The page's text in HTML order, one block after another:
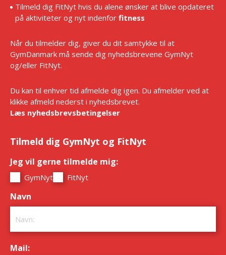
Tilmeld dig FitNyt hvis du alene ønsker at blive opdateret
på aktiviteter og nyt indenfor fitness
Når du tilmelder dig, giver du dit samtykke til at
GymDanmark må sende dig nyhedsbrevene GymNyt
og/eller FitNyt.
Du kan til enhver tid afmelde dig igen. Du afmelder ved at
klikke afmeld nederst i nyhedsbrevet.
Læs nyhedsbrevsbetingelser
Tilmeld dig GymNyt og FitNyt
Jeg vil gerne tilmelde mig:
GymNyt FitNyt
Navn
Mail: